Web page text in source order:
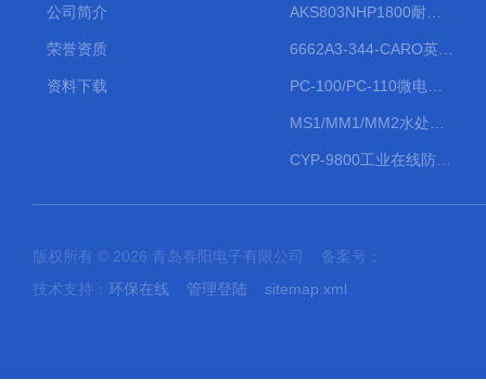
公司简介
荣誉资质
资料下载
版权所有 © 2026 青岛春阳电子有限公司 备案号：
技术支持： 环保在线 管理登陆 sitemap.xml